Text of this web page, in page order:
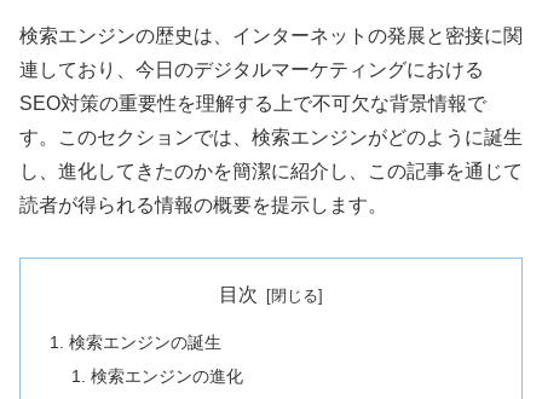
検索エンジンの歴史は、インターネットの発展と密接に関
連しており、今日のデジタルマーケティングにおける
SEO対策の重要性を理解する上で不可欠な背景情報で
す。このセクションでは、検索エンジンがどのように誕生
し、進化してきたのかを簡潔に紹介し、この記事を通じて
読者が得られる情報の概要を提示します。
目次
検索エンジンの誕生
検索エンジンの進化